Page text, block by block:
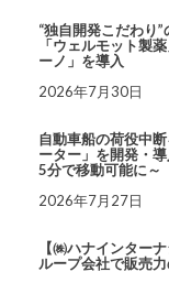
“独自開発こだわり
「ウェルモット製
ーノ」を導入
2026年7月30日
自動車船の荷役中
ーター」を開発・
5分で移動可能に～
2026年7月27日
【㈱ハナインター
ループ会社で販売